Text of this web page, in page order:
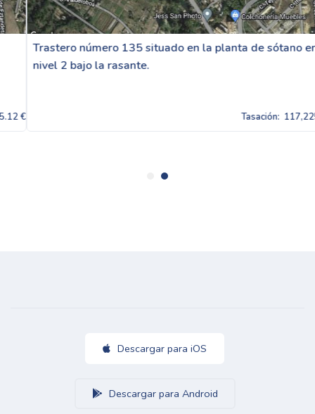
Trastero número 135 situado en la planta de sótano en el
nivel 2 bajo la rasante.
Tasación:117,225.12 €
Descargar para iOS
Descargar para Android